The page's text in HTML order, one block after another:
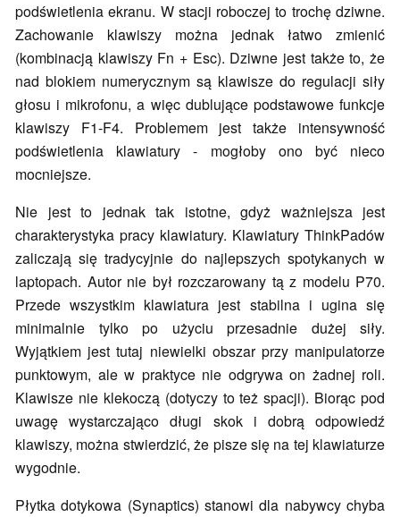
podświetlenia ekranu. W stacji roboczej to trochę dziwne.
Zachowanie klawiszy można jednak łatwo zmienić
(kombinacją klawiszy Fn + Esc). Dziwne jest także to, że
nad blokiem numerycznym są klawisze do regulacji siły
głosu i mikrofonu, a więc dublujące podstawowe funkcje
klawiszy F1-F4. Problemem jest także intensywność
podświetlenia klawiatury - mogłoby ono być nieco
mocniejsze.
Nie jest to jednak tak istotne, gdyż ważniejsza jest
charakterystyka pracy klawiatury. Klawiatury ThinkPadów
zaliczają się tradycyjnie do najlepszych spotykanych w
laptopach. Autor nie był rozczarowany tą z modelu P70.
Przede wszystkim klawiatura jest stabilna i ugina się
minimalnie tylko po użyciu przesadnie dużej siły.
Wyjątkiem jest tutaj niewielki obszar przy manipulatorze
punktowym, ale w praktyce nie odgrywa on żadnej roli.
Klawisze nie klekoczą (dotyczy to też spacji). Biorąc pod
uwagę wystarczająco długi skok i dobrą odpowiedź
klawiszy, można stwierdzić, że pisze się na tej klawiaturze
wygodnie.
Płytka dotykowa (Synaptics) stanowi dla nabywcy chyba